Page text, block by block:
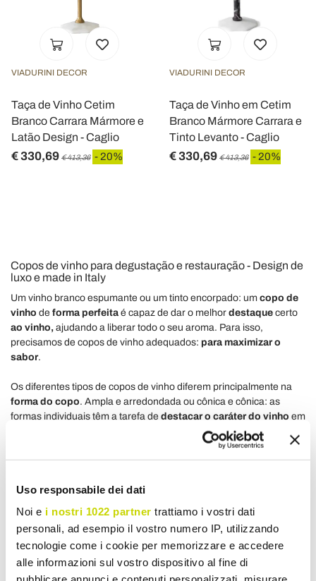
Uso responsabile dei dati
Noi e i nostri 1022 partner trattiamo i vostri dati
personali, ad esempio il vostro numero IP, utilizzando
tecnologie come i cookie per memorizzare e accedere
alle informazioni sul vostro dispositivo al fine di
VIADURINI DECOR
Taça de Vinho Cetim
Branco Carrara Mármore e
Latão Design - Caglio
€ 330,69 € 413,36 - 20%
VIADURINI DECOR
Taça de Vinho em Cetim
Branco Mármore Carrara e
Tinto Levanto - Caglio
€ 330,69 € 413,36 - 20%
Copos de vinho para degustação e restauração - Design de
luxo e made in Italy
Um vinho branco espumante ou um tinto encorpado: um copo de
vinho de forma perfeita é capaz de dar o melhor destaque certo
ao vinho, ajudando a liberar todo o seu aroma. Para isso,
precisamos de copos de vinho adequados: para maximizar o
sabor.
Os diferentes tipos de copos de vinho diferem principalmente na
forma do copo. Ampla e arredondada ou cônica e cônica: as
formas individuais têm a tarefa de destacar o caráter do vinho em
questão, além de aprimorar ou negligenciar seus aromas
melhor vinhoem sua casa ou na sua empresa.
Para obter informações ou perguntas, entre em contato com o
serviçode suportetécnico nitroso, que fornecerá todos os tipos
de suporte para sua compra.